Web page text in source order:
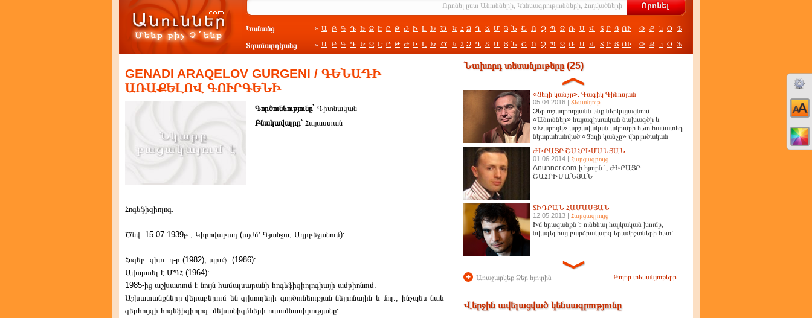
Կանանց » Ա Բ Գ Դ Ե Զ Է Ը Թ Ժ Ի Լ Խ Ծ Կ Հ Ձ Ղ Ճ Մ Յ Ն Շ Ո Չ Պ Ջ Ռ Ս Վ Տ Ր Ց ՈՒ Փ Ք և Օ Ֆ
Տղամարդկանց » Ա Բ Գ Դ Ե Զ Է Ը Թ Ժ Ի Լ Խ Ծ Կ Հ Ձ Ղ Ճ Մ Յ Ն Շ Ո Չ Պ Ջ Ռ Ս Վ Տ Ր Ց ՈՒ Փ Ք և Օ Ֆ
GENADI ARAQELOV GURGENI / ԳԵՆԱԴԻ
ԱՌԱՔԵԼՈՎ ԳՈՒՐԳԵՆԻ
Գործունեությունը` Գիտնական
Բնակավայրը` Հայաստան
Հոգեֆիզիոլոգ:
Ծնվ. 15.07.1939թ., Կիրովաբադ (այժմ՝ Գյանջա, Ադրբեջանում):
Հոգեբ. գիտ. դ-ր (1982), պրոֆ. (1986):
Ավարտել է ՄՊՀ (1964):
1985-ից աշխատում է նույն համալսարանի հոգեֆիզիոլոգիայի ամբիոնում:
Աշխատանքները վերաբերում են գլխուղեղի գործունեության նեյրոնային և մոլ., ինչպես նաև
գերհույզի հոգեֆիզիոլոգ. մեխանիզմների ուսումնասիրությանը:
Նախորդ տեսանյութերը (25)
«Ցեղի կանչը». Գագիկ Գինոսյան
05.04.2016 | Տեսանյութ
Ձեր ուշադրությանն ենք ներկայացնում
«Անուններ» հայագիտական նախագծի և
«Խարույկ» արշավական ակումբի հետ համատեղ
նկարահանված «Ցեղի կանչը» վերլուծական
ԺԻՐԱՅՐ ՇԱՀՐԻՄԱՆՅԱՆ
01.06.2014 | Հարցազրույց
Anunner.com-ի հյուրն է ԺԻՐԱՅՐ
ՇԱՀՐԻՄԱՆՅԱՆ
ՏԻԳՐԱՆ ՀԱՄԱՍՅԱՆ
12.05.2013 | Հարցազրույց
Իմ երազանքն է ունենալ հայկական խումբ,
նվագել հայ բարձրակարգ երաժիշտների հետ:
+ Առաջարկեք Ձեր հյուրին Բոլոր տեսանյութերը...
Վերջին ավելացված կենսագրությունը